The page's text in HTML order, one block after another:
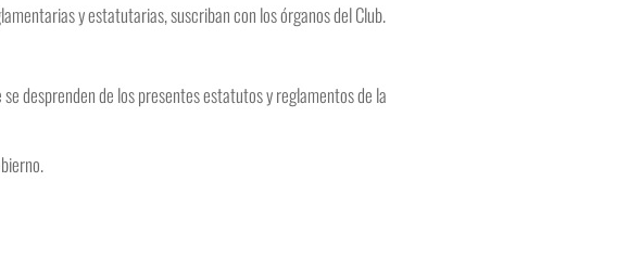
y estatutarias, suscriban con los órganos del Club.
desprenden de los presentes estatutos y reglamentos de la